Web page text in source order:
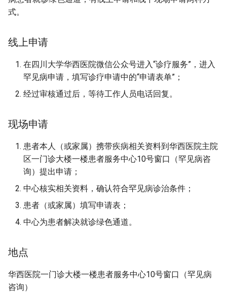
式。
线上申请
在四川大学华西医院微信公众号进入“诊疗服务”，进入
罕见病申请，填写诊疗申请中的“申请表单”；
经过审核通过后，等待工作人员电话回复。
现场申请
患者本人（或家属）携带疾病相关资料到华西医院主院
区一门诊大楼一楼患者服务中心10号窗口（罕见病咨
询）提出申请；
中心核实相关资料，确认符合罕见病诊治条件；
患者（或家属）填写申请表；
中心为患者解决就诊绿色通道。
地点
华西医院一门诊大楼一楼患者服务中心10号窗口（罕见病
咨询）